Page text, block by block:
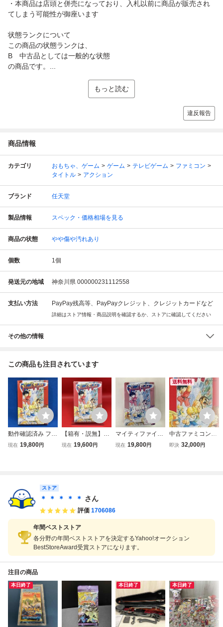
・本商品は店頭と併売になっており、入札以前に商品が販売され
てしまう可能性が御座います
状態ランクについて
この商品の状態ランクは、
B 中古品としては一般的な状態
の商品です。...
もっと読む
違反報告
商品情報
カテゴリ おもちゃ、ゲーム ゲーム テレビゲーム
ファミコン
タイトル
アクション
ブランド 任天堂
製品情報 スペック・価格相場を見る
商品の状態 やや傷や汚れあり
個数 1個
発送元の地域 神奈川県 000000231112558
支払い方法 PayPay残高等、PayPayクレジット、クレジットカードなど
詳細はストア情報・商品説明を確認するか、ストアに確認してください
その他の情報
この商品も注目されています
動作確認済み ファ
ミコンソフト マイ
現在 19,800円
【箱有・説無】マ
イティファイナル
現在 19,600円
マイティファイナ
ルファイト
現在 19,800円
送料無料
中古ファミコンソ
フト マイティファ
即決 32,000円
ストア
＊ ＊ ＊ ＊ ＊ さん
評価 1706086
年間ベストストア
各分野の年間ベストストアを決定するYahoo!オークション
BestStoreAward受賞ストアになります。
注目の商品
本日終了 本日終了 本日終了